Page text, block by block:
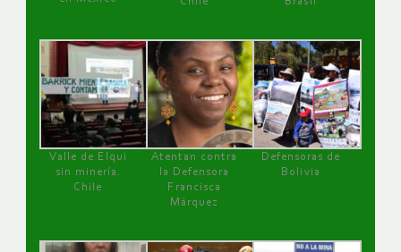
Valle de Elqui
sin minería.
Chile
Atentan contra
la Defensora
Francisca
Márquez
Defensoras de
Bolivia